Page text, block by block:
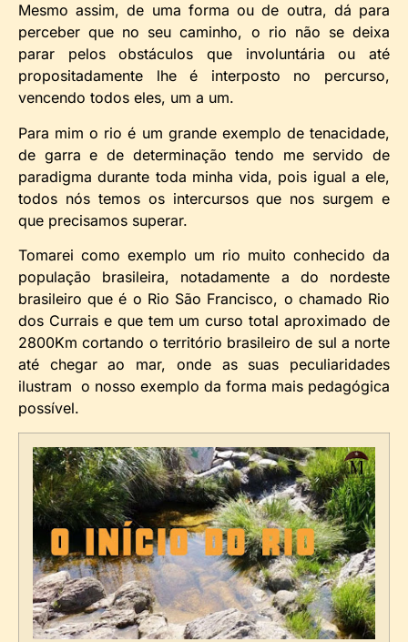
Mesmo assim, de uma forma ou de outra, dá para
perceber que no seu caminho, o rio não se deixa
parar pelos obstáculos que involuntária ou até
propositadamente lhe é interposto no percurso,
vencendo todos eles, um a um.
Para mim o rio é um grande exemplo de tenacidade,
de garra e de determinação tendo me servido de
paradigma durante toda minha vida, pois igual a ele,
todos nós temos os intercursos que nos surgem e
que precisamos superar.
Tomarei como exemplo um rio muito conhecido da
população brasileira, notadamente a do nordeste
brasileiro que é o Rio São Francisco, o chamado Rio
dos Currais e que tem um curso total aproximado de
2800Km cortando o território brasileiro de sul a norte
até chegar ao mar, onde as suas peculiaridades
ilustram o nosso exemplo da forma mais pedagógica
possível.